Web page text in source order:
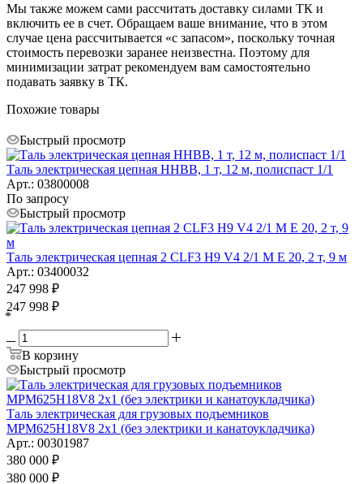
Мы также можем сами рассчитать доставку силами ТК и
включить ее в счет. Обращаем ваше внимание, что в этом
случае цена рассчитывается «с запасом», поскольку точная
стоимость перевозки заранее неизвестна. Поэтому для
минимизации затрат рекомендуем вам самостоятельно
подавать заявку в ТК.
Похожие товары
Быстрый просмотр
Таль электрическая цепная HHBB, 1 т, 12 м, полиспаст 1/1
Арт.: 03800008
По запросу
Быстрый просмотр
Таль электрическая цепная 2 CLF3 H9 V4 2/1 M E 20, 2 т, 9 м
Арт.: 03400032
247 998 ₽
247 998 ₽
*
В корзину
Быстрый просмотр
Таль электрическая для грузовых подъемников
MPM625H18V8 2x1 (без электрики и канатоукладчика)
Арт.: 00301987
380 000 ₽
380 000 ₽